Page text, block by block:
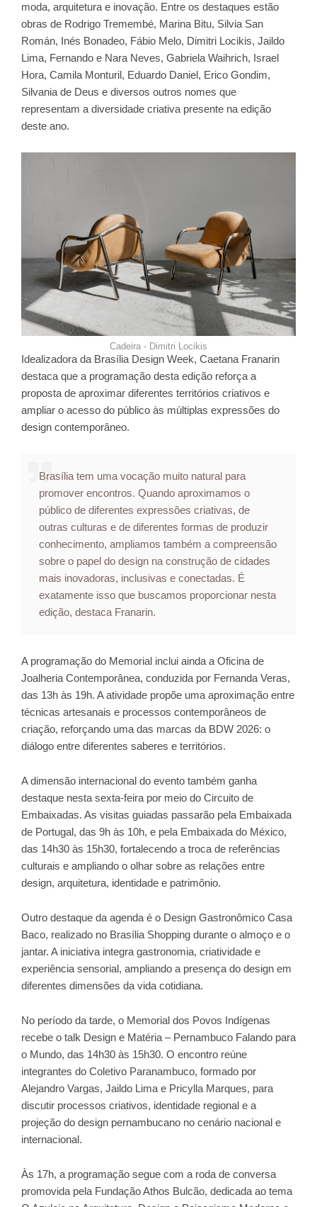
moda, arquitetura e inovação. Entre os destaques estão
obras de Rodrigo Tremembé, Marina Bitu, Silvia San
Román, Inés Bonadeo, Fábio Melo, Dimitri Locikis, Jaildo
Lima, Fernando e Nara Neves, Gabriela Waihrich, Israel
Hora, Camila Monturil, Eduardo Daniel, Erico Gondim,
Silvania de Deus e diversos outros nomes que
representam a diversidade criativa presente na edição
deste ano.
Cadeira - Dimitri Locikis
Idealizadora da Brasília Design Week, Caetana Franarin
destaca que a programação desta edição reforça a
proposta de aproximar diferentes territórios criativos e
ampliar o acesso do público às múltiplas expressões do
design contemporâneo.
Brasília tem uma vocação muito natural para
promover encontros. Quando aproximamos o
público de diferentes expressões criativas, de
outras culturas e de diferentes formas de produzir
conhecimento, ampliamos também a compreensão
sobre o papel do design na construção de cidades
mais inovadoras, inclusivas e conectadas. É
exatamente isso que buscamos proporcionar nesta
edição, destaca Franarin.
A programação do Memorial inclui ainda a Oficina de
Joalheria Contemporânea, conduzida por Fernanda Veras,
das 13h às 19h. A atividade propõe uma aproximação entre
técnicas artesanais e processos contemporâneos de
criação, reforçando uma das marcas da BDW 2026: o
diálogo entre diferentes saberes e territórios.
A dimensão internacional do evento também ganha
destaque nesta sexta-feira por meio do Circuito de
Embaixadas. As visitas guiadas passarão pela Embaixada
de Portugal, das 9h às 10h, e pela Embaixada do México,
das 14h30 às 15h30, fortalecendo a troca de referências
culturais e ampliando o olhar sobre as relações entre
design, arquitetura, identidade e patrimônio.
Outro destaque da agenda é o Design Gastronômico Casa
Baco, realizado no Brasília Shopping durante o almoço e o
jantar. A iniciativa integra gastronomia, criatividade e
experiência sensorial, ampliando a presença do design em
diferentes dimensões da vida cotidiana.
No período da tarde, o Memorial dos Povos Indígenas
recebe o talk Design e Matéria – Pernambuco Falando para
o Mundo, das 14h30 às 15h30. O encontro reúne
integrantes do Coletivo Paranambuco, formado por
Alejandro Vargas, Jaildo Lima e Pricylla Marques, para
discutir processos criativos, identidade regional e a
projeção do design pernambucano no cenário nacional e
internacional.
Às 17h, a programação segue com a roda de conversa
promovida pela Fundação Athos Bulcão, dedicada ao tema